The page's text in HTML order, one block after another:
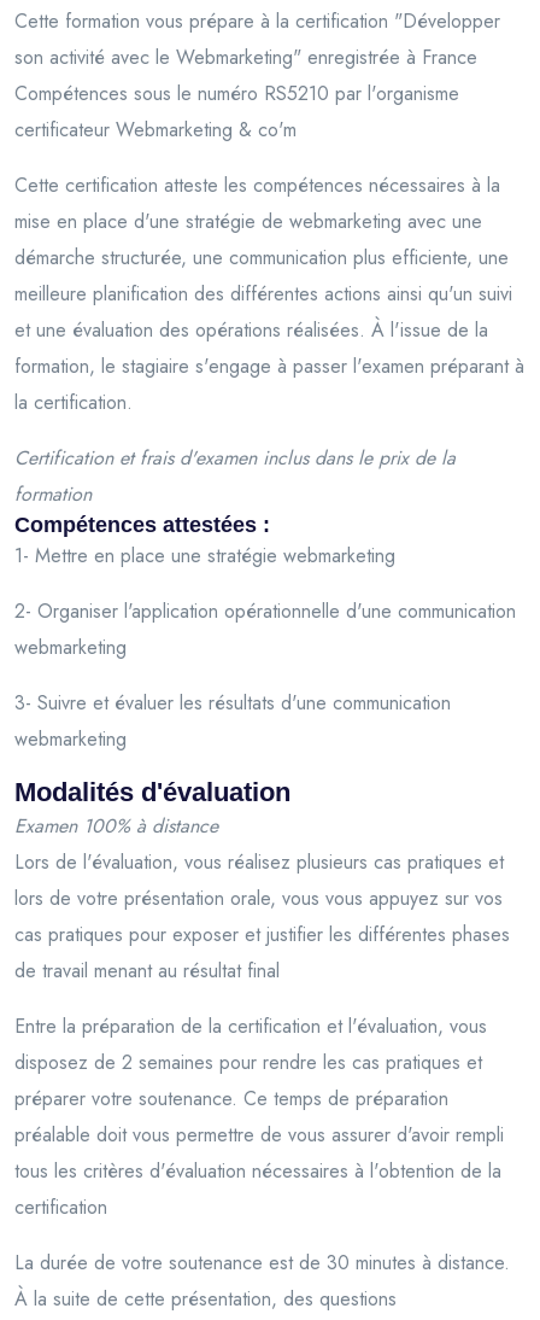
Cette formation vous prépare à la certification "Développer
son activité avec le Webmarketing" enregistrée à France
Compétences sous le numéro RS5210 par l'organisme
certificateur Webmarketing & co'm
Cette certification atteste les compétences nécessaires à la
mise en place d'une stratégie de webmarketing avec une
démarche structurée, une communication plus efficiente, une
meilleure planification des différentes actions ainsi qu'un suivi
et une évaluation des opérations réalisées. À l'issue de la
formation, le stagiaire s'engage à passer l'examen préparant à
la certification.
Certification et frais d'examen inclus dans le prix de la
formation
Compétences attestées :
1- Mettre en place une stratégie webmarketing
2- Organiser l'application opérationnelle d'une communication
webmarketing
3- Suivre et évaluer les résultats d'une communication
webmarketing
Modalités d'évaluation
Examen 100% à distance
Lors de l'évaluation, vous réalisez plusieurs cas pratiques et
lors de votre présentation orale, vous vous appuyez sur vos
cas pratiques pour exposer et justifier les différentes phases
de travail menant au résultat final
Entre la préparation de la certification et l'évaluation, vous
disposez de 2 semaines pour rendre les cas pratiques et
préparer votre soutenance. Ce temps de préparation
préalable doit vous permettre de vous assurer d'avoir rempli
tous les critères d'évaluation nécessaires à l'obtention de la
certification
La durée de votre soutenance est de 30 minutes à distance.
À la suite de cette présentation, des questions